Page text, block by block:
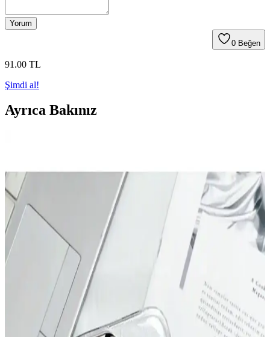
Yorum
0 Beğen
91 .00 TL
Şimdi al!
Ayrıca Bakınız
Analizi
Narwal Flow, zorlu zeminlerde etkili temizlik sunan çok fonksiyonlu
bir robot süpürge ve paspas cihazıdır. Performans, navigasyon ve
kullanıcı deneyimleri üzerine kapsamlı değerlendirmeler içerir.
Bulaşık Makinesinde Pipet Temizliği için Whirlpool
Chopstick Holder Kullanımı ve İpuçları
Bulaşık makinelerinde pipetlerin etkili temizliği için Whirlpool
Chopstick Holder aksesuarı önerilir. Pipetlerin düşmesini engeller,
suyun temasını artırır ve temizlik kalitesini yükseltir. Ek fırçalama
gerekebilir.